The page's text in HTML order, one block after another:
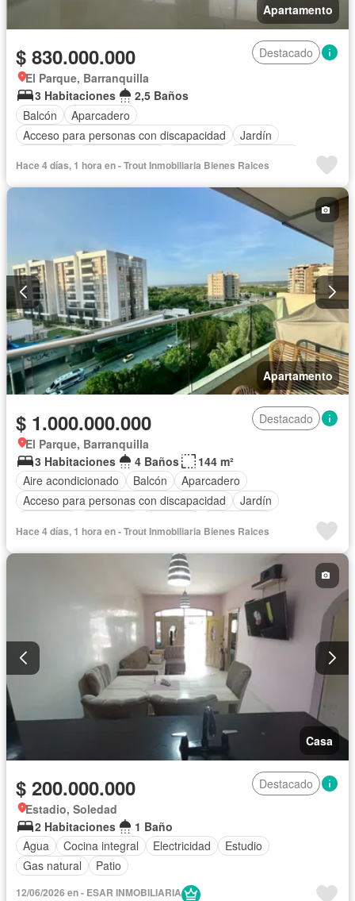
Apartamento
$ 830.000.000
Destacado
El Parque, Barranquilla
3 Habitaciones
2,5 Baños
Balcón
Aparcadero
Acceso para personas con discapacidad
Jardín
Vista panorámica
Seguridad privada
Cuarto de servicio
Hace 4 días, 1 hora en - Trout Inmobiliaria Bienes Raices
Apartamento
$ 1.000.000.000
Destacado
El Parque, Barranquilla
3 Habitaciones
4 Baños
144 m²
Aire acondicionado
Balcón
Aparcadero
Acceso para personas con discapacidad
Jardín
Vista panorámica
Seguridad privada
Cuarto de servicio
Hace 4 días, 1 hora en - Trout Inmobiliaria Bienes Raices
Casa
$ 200.000.000
Destacado
Estadio, Soledad
2 Habitaciones
1 Baño
Agua
Cocina integral Electricidad
Estudio
Gas natural
Patio
12/06/2026 en - ESAR INMOBILIARIA